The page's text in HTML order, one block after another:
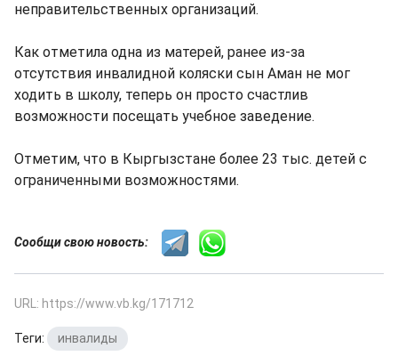
неправительственных организаций.
Как отметила одна из матерей, ранее из-за
отсутствия инвалидной коляски сын Аман не мог
ходить в школу, теперь он просто счастлив
возможности посещать учебное заведение.
Отметим, что в Кыргызстане более 23 тыс. детей с
ограниченными возможностями.
Сообщи свою новость:
URL: https://www.vb.kg/171712
Теги: инвалиды